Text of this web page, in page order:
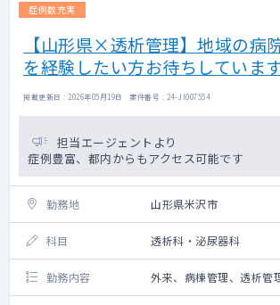
設備：電子カルテ、IP電
門のICTスタッフによる
グあり
症例数充実
【山形県×透析管理】地域の病
を経験したい方お待ちしていま
掲載更新日 : 2026年05月19日 案件番号 : 24-JI007554
担当エージェントより
症例豊富、都内からもアクセス可能です
勤務地 山形県米沢市
科目 透析科・泌尿器科
勤務内容 外来、病棟管理、透析管